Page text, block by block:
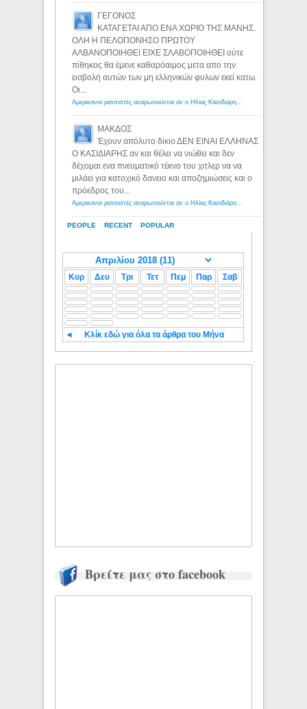
PEOPLE RECENT POPULAR
ΓΕΓΟΝΟΣ
ΚΑΤΑΓΕΤΑΙ ΑΠΟ ΕΝΑ ΧΩΡΙΟ ΤΗΣ ΜΑΝΗΣ.
ΟΛΗ Η ΠΕΛΟΠΟΝΗΣΟ ΠΡΩΤΟΥ
ΑΛΒΑΝΟΠΟΙΗΘΕΙ ΕΙΧΕ ΣΛΑΒΟΠΟΙΗΘΕΙ ούτε
πίθηκος θα έμενε καθαρόαιμος μετα απο την
εισβολή αυτών των μη ελληνικών φυλων εκεί κατω.
Οι...
Αμερικανοί ρατσιστές αναρωτιούνται αν ο Ηλίας Κασιδιάρης ανήκει στη λευκή φυλή... - Λόγιος Ερμής
ΜΑΚΔΟΣ
Έχουν απόλυτο δίκιο ΔΕΝ ΕΙΝΑΙ ΕΛΛΗΝΑΣ
Ο ΚΑΣΙΔΙΑΡΗΣ αν και θέλει να νιώθει και δεν
δέχομαι ενα πνευματικό τέκνο του χιτλερ να να
μιλάει για κατοχικό δανειο και αποζημιώσεις και ο
πρόεδρος του...
Αμερικανοί ρατσιστές αναρωτιούνται αν ο Ηλίας Κασιδιάρης ανήκει στη λευκή φυλή... - Λόγιος Ερμής
Κυρ Δευ Τρι Τετ Πεμ Παρ Σαβ
◄ Κλίκ εδώ για όλα τα άρθρα του Μήνα
Βρείτε μας στο facebook